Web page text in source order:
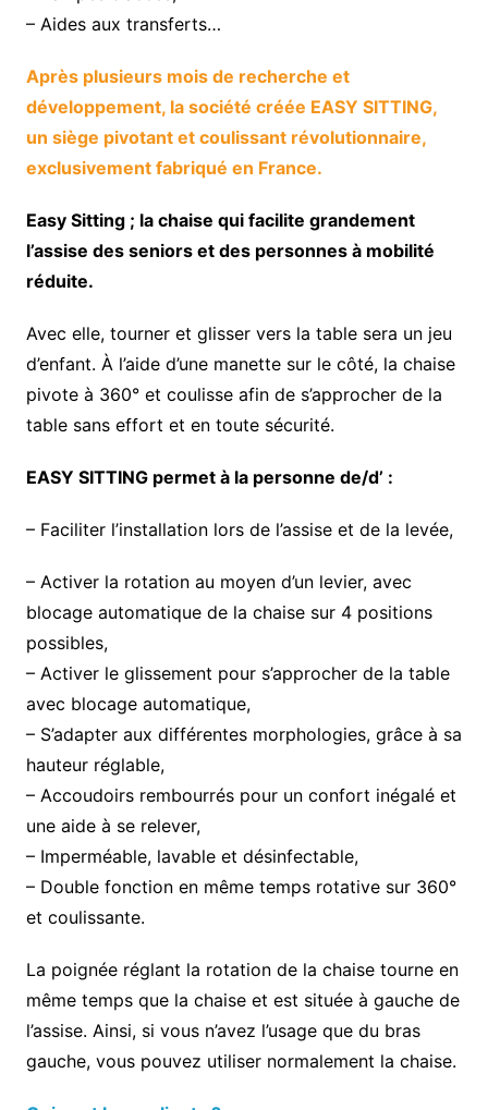
– Aides aux transferts…
Après plusieurs mois de recherche et
développement, la société créée EASY SITTING,
un siège pivotant et coulissant révolutionnaire,
exclusivement fabriqué en France.
Easy Sitting ; la chaise qui facilite grandement
l’assise des seniors et des personnes à mobilité
réduite.
Avec elle, tourner et glisser vers la table sera un jeu
d’enfant. À l’aide d’une manette sur le côté, la chaise
pivote à 360° et coulisse afin de s’approcher de la
table sans effort et en toute sécurité.
EASY SITTING permet à la personne de/d’ :
– Faciliter l’installation lors de l’assise et de la levée,
– Activer la rotation au moyen d’un levier, avec
blocage automatique de la chaise sur 4 positions
possibles,
– Activer le glissement pour s’approcher de la table
avec blocage automatique,
– S’adapter aux différentes morphologies, grâce à sa
hauteur réglable,
– Accoudoirs rembourrés pour un confort inégalé et
une aide à se relever,
– Imperméable, lavable et désinfectable,
– Double fonction en même temps rotative sur 360°
et coulissante.
La poignée réglant la rotation de la chaise tourne en
même temps que la chaise et est située à gauche de
l’assise. Ainsi, si vous n’avez l’usage que du bras
gauche, vous pouvez utiliser normalement la chaise.